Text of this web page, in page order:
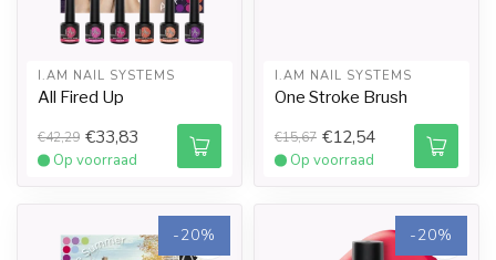
I.AM NAIL SYSTEMS
All Fired Up
€42,29 €33,83
Op voorraad
I.AM NAIL SYSTEMS
One Stroke Brush
€15,67 €12,54
Op voorraad
-20% -20%